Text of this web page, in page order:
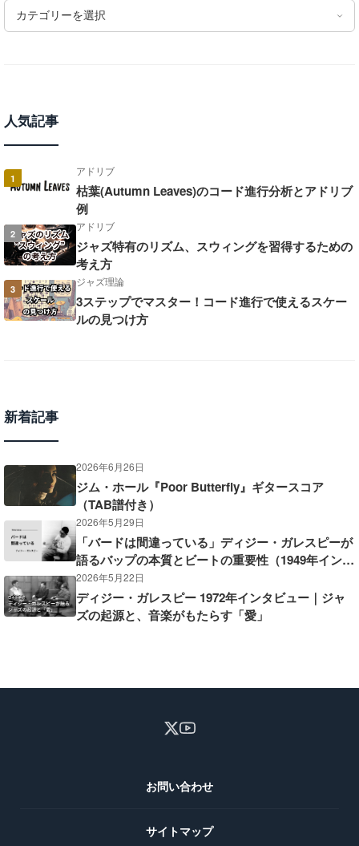
カテゴリーを選択
人気記事
1
アドリブ
枯葉(Autumn Leaves)のコード進行分析とアドリブ
例
2
アドリブ
ジャズ特有のリズム、スウィングを習得するための
考え方
3
ジャズ理論
3ステップでマスター！コード進行で使えるスケー
ルの見つけ方
新着記事
2026年6月26日
ジム・ホール『Poor Butterfly』ギタースコア
（TAB譜付き）
2026年5月29日
「バードは間違っている」ディジー・ガレスピーが
語るバップの本質とビートの重要性（1949年インタ
ビュー）
2026年5月22日
ディジー・ガレスピー 1972年インタビュー｜ジャ
ズの起源と、音楽がもたらす「愛」
お問い合わせ
サイトマップ